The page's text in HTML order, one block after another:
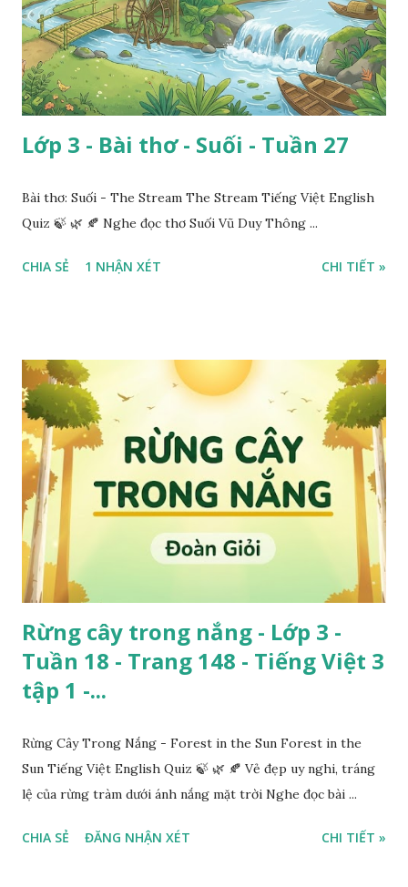
Lớp 3 - Bài thơ - Suối - Tuần 27
Bài thơ: Suối - The Stream The Stream Tiếng Việt English
Quiz 🍃 🌿 🍂 Nghe đọc thơ Suối Vũ Duy Thông ...
CHIA SẺ 1 NHẬN XÉT CHI TIẾT »
Rừng cây trong nắng - Lớp 3 -
Tuần 18 - Trang 148 - Tiếng Việt 3
tập 1 -...
Rừng Cây Trong Nắng - Forest in the Sun Forest in the
Sun Tiếng Việt English Quiz 🍃 🌿 🍂 Vẻ đẹp uy nghi, tráng
lệ của rừng tràm dưới ánh nắng mặt trời Nghe đọc bài ...
CHIA SẺ ĐĂNG NHẬN XÉT CHI TIẾT »